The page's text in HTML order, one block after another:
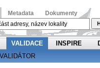
Metadata Dokumenty
VALIDACE INSPIRE